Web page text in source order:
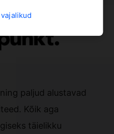
paljud alustavad
Kõik aga
täielikku